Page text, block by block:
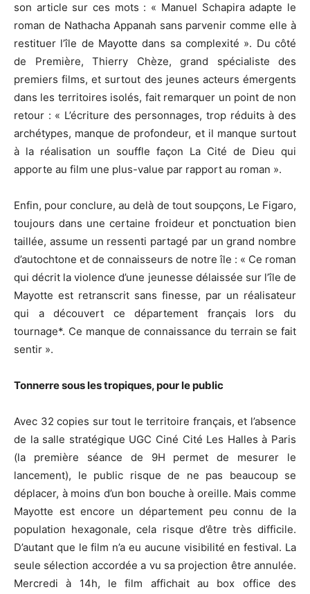
son article sur ces mots : « Manuel Schapira adapte le
roman de Nathacha Appanah sans parvenir comme elle à
restituer l’île de Mayotte dans sa complexité ». Du côté
de Première, Thierry Chèze, grand spécialiste des
premiers films, et surtout des jeunes acteurs émergents
dans les territoires isolés, fait remarquer un point de non
retour : « L’écriture des personnages, trop réduits à des
archétypes, manque de profondeur, et il manque surtout
à la réalisation un souffle façon La Cité de Dieu qui
apporte au film une plus-value par rapport au roman ».
Enfin, pour conclure, au delà de tout soupçons, Le Figaro,
toujours dans une certaine froideur et ponctuation bien
taillée, assume un ressenti partagé par un grand nombre
d’autochtone et de connaisseurs de notre île : « Ce roman
qui décrit la violence d’une jeunesse délaissée sur l’île de
Mayotte est retranscrit sans finesse, par un réalisateur
qui a découvert ce département français lors du
tournage*. Ce manque de connaissance du terrain se fait
sentir ».
Tonnerre sous les tropiques, pour le public
Avec 32 copies sur tout le territoire français, et l’absence
de la salle stratégique UGC Ciné Cité Les Halles à Paris
(la première séance de 9H permet de mesurer le
lancement), le public risque de ne pas beaucoup se
déplacer, à moins d’un bon bouche à oreille. Mais comme
Mayotte est encore un département peu connu de la
population hexagonale, cela risque d’être très difficile.
D’autant que le film n’a eu aucune visibilité en festival. La
seule sélection accordée a vu sa projection être annulée.
Mercredi à 14h, le film affichait au box office des